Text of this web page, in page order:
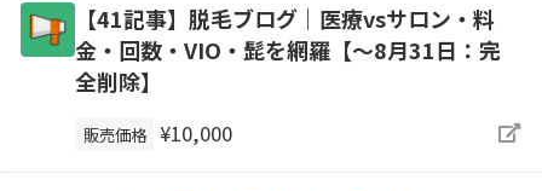
【41記事】脱毛ブログ｜医療vsサロン・料
金・回数・VIO・髭を網羅【～8月31日：完
全削除】
販売価格 ¥10,000